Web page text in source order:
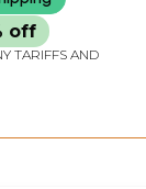
off
TARIFFS AND